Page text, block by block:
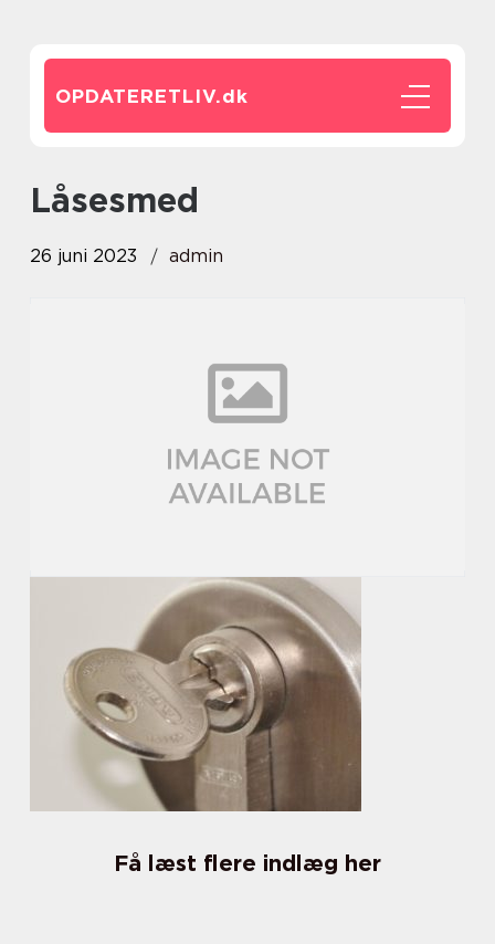
OPDATERETLIV.dk
låsesmed
26 juni 2023 admin
Få læst flere indlæg her